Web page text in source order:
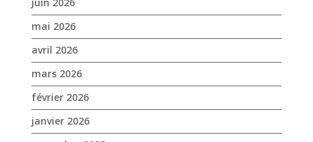
janvier 2026
novembre 2025
octobre 2025
septembre 2025
juillet 2025
avril 2025